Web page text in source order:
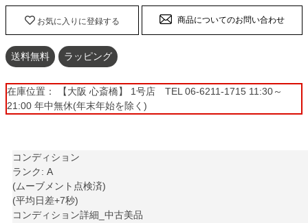
お気に入りに登録する 商品についてのお問い合わせ
送料無料 ラッピング
在庫位置： 【大阪 心斎橋】 1号店 TEL 06-6211-1715 11:30～
21:00 年中無休(年末年始を除く)
コンディション
ランク: A
(ムーブメント点検済)
(平均日差+7秒)
コンディション詳細_中古美品